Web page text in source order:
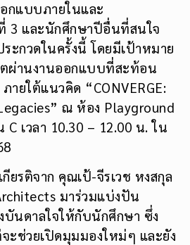
กแบบภายในและ
3 และนักศึกษาปีอื่นที่สนใจ
ระกวดในครั้งนี้ โดยมีเป้าหมาย
ตผ่านงานออกแบบที่สะท้อน
ายใต้แนวคิด “CONVERGE:
ณ ห้อง Playground
เวลา 10.30 – 12.00 น. ใน
ยรติจาก คุณเป้-จีรเวช หงสกุล
มาร่วมแบ่งปัน
บันดาลใจให้กับนักศึกษา ซึ่ง
ะช่วยเปิดมุมมองใหม่ๆ และยัง